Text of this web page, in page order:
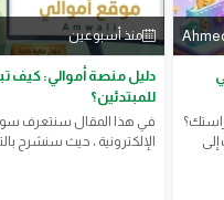
منذ أسبوعين
دليل منصة أموالي: كيف
للمبتدئين؟
في هذا المقال سنتعرف
الإلكترونية ، حيث سنشرح